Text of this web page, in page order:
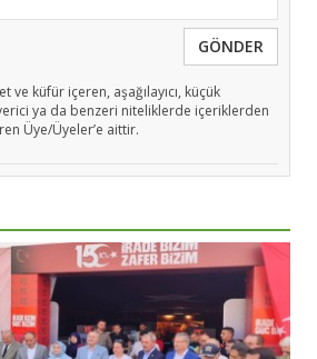
GÖNDER
ve küfür içeren, aşağılayıcı, küçük
ya da benzeri niteliklerde içeriklerden
Üye/Üyeler’e aittir.